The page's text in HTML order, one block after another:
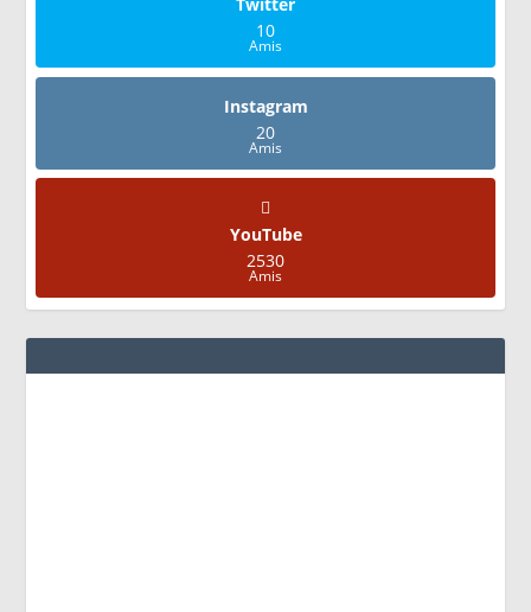
10
Amis
Instagram
20
Amis
YouTube
2530
Amis